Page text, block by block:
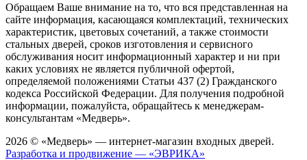
Обращаем Ваше внимание на то, что вся представленная на
сайте информация, касающаяся комплектаций, технических
характеристик, цветовых сочетаний, а также стоимости
стальных дверей, сроков изготовления и сервисного
обслуживания носит информационный характер и ни при
каких условиях не является публичной офертой,
определяемой положениями Статьи 437 (2) Гражданского
кодекса Российской Федерации. Для получения подробной
информации, пожалуйста, обращайтесь к менеджерам-
консультантам «Медверь».
2026 © «Медверь» — интернет-магазин входных дверей.
Разработка и продвижение — «ЭВРИКА»